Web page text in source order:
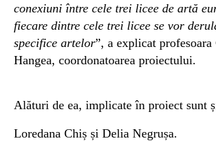
conexiuni între cele trei licee de artă
fiecare dintre cele trei licee se vor
specifice artelor”, a explicat
Hangea, coordonatoarea proiectului.
Alături de ea, implicate în proiect sunt
Loredana Chiș și Delia Negrușa.